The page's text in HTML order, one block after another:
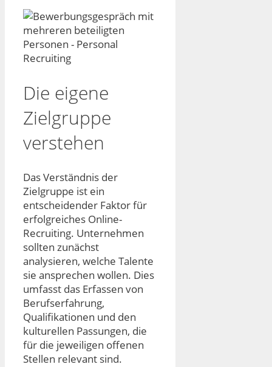
Die eigene
Zielgruppe
verstehen
Das Verständnis der
Zielgruppe ist ein
entscheidender Faktor für
erfolgreiches Online-
Recruiting. Unternehmen
sollten zunächst
analysieren, welche Talente
sie ansprechen wollen. Dies
umfasst das Erfassen von
Berufserfahrung,
Qualifikationen und den
kulturellen Passungen, die
für die jeweiligen offenen
Stellen relevant sind.